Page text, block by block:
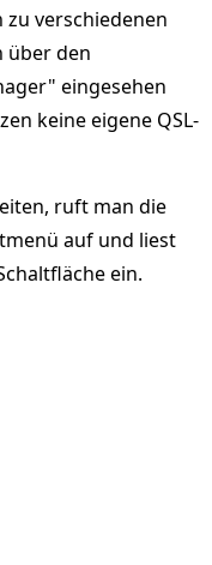
zu verschiedenen
über den
eingesehen
keine eigene QSL-
ruft man die
auf und liest
ein.